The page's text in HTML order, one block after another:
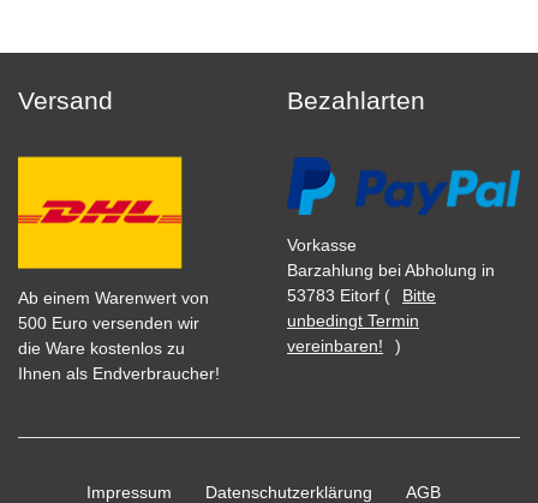
Versand
Ab einem Warenwert von
500 Euro versenden wir
die Ware kostenlos zu
Ihnen als Endverbraucher!
Bezahlarten
Vorkasse
Barzahlung bei Abholung in
53783 Eitorf (
Bitte
unbedingt Termin
vereinbaren!
)
Impressum Daten­schutz­erklärung AGB